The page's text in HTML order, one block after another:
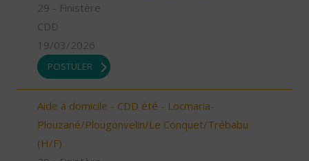
29 - Finistère
CDD
19/03/2026
POSTULER
Aide à domicile - CDD été - Locmaria-
Plouzané/Plougonvelin/Le Conquet/Trébabu
(H/F)